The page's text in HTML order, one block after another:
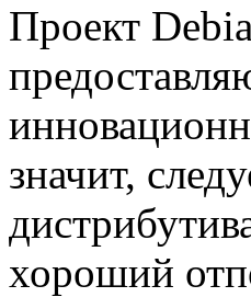
Проект
значит,
хороший